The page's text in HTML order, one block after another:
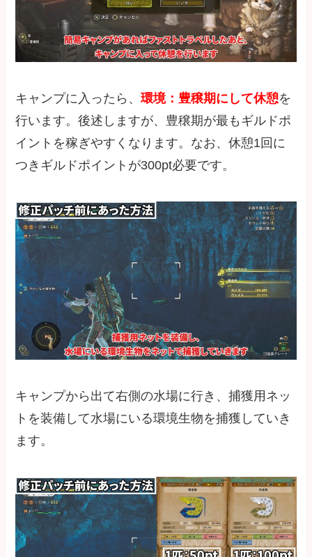
キャンプに入ったら、環境：豊穣期にして休憩を
行います。後述しますが、豊穣期が最もギルドポ
イントを稼ぎやすくなります。なお、休憩1回に
つきギルドポイントが300pt必要です。
キャンプから出て右側の水場に行き、捕獲用ネッ
トを装備して水場にいる環境生物を捕獲していき
ます。